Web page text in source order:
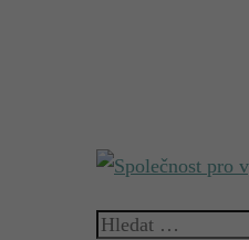
Vyhledávání